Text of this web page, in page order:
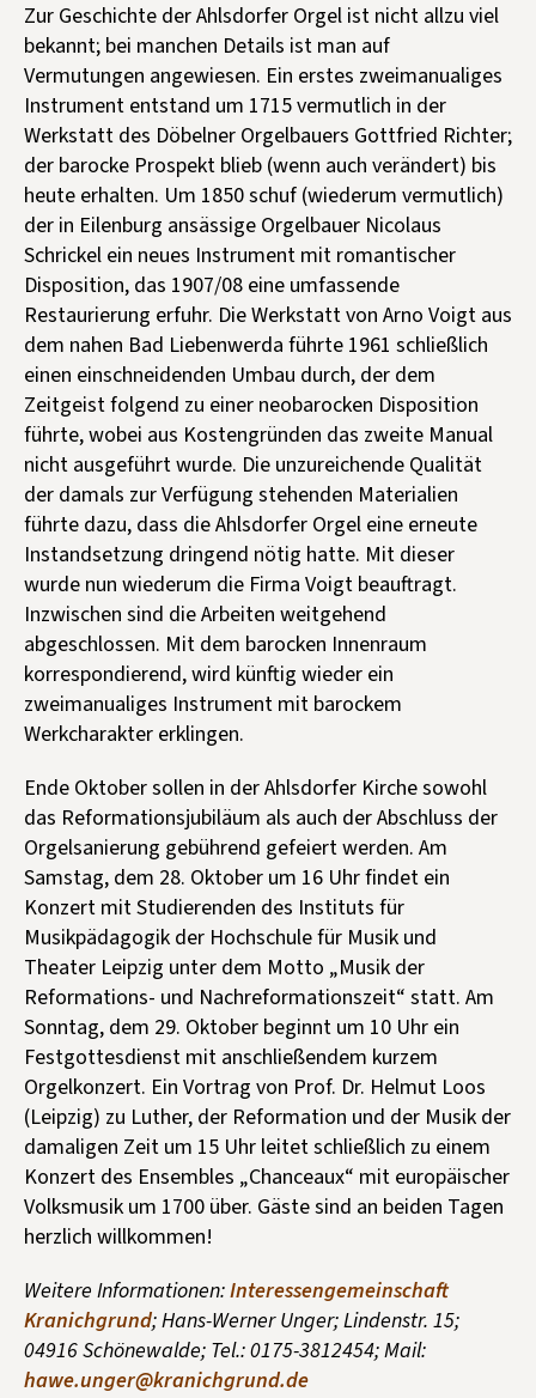
Zur Geschichte der Ahlsdorfer Orgel ist nicht allzu viel
bekannt; bei manchen Details ist man auf
Vermutungen angewiesen. Ein erstes zweimanualiges
Instrument entstand um 1715 vermutlich in der
Werkstatt des Döbelner Orgelbauers Gottfried Richter;
der barocke Prospekt blieb (wenn auch verändert) bis
heute erhalten. Um 1850 schuf (wiederum vermutlich)
der in Eilenburg ansässige Orgelbauer Nicolaus
Schrickel ein neues Instrument mit romantischer
Disposition, das 1907/08 eine umfassende
Restaurierung erfuhr. Die Werkstatt von Arno Voigt aus
dem nahen Bad Liebenwerda führte 1961 schließlich
einen einschneidenden Umbau durch, der dem
Zeitgeist folgend zu einer neobarocken Disposition
führte, wobei aus Kostengründen das zweite Manual
nicht ausgeführt wurde. Die unzureichende Qualität
der damals zur Verfügung stehenden Materialien
führte dazu, dass die Ahlsdorfer Orgel eine erneute
Instandsetzung dringend nötig hatte. Mit dieser
wurde nun wiederum die Firma Voigt beauftragt.
Inzwischen sind die Arbeiten weitgehend
abgeschlossen. Mit dem barocken Innenraum
korrespondierend, wird künftig wieder ein
zweimanualiges Instrument mit barockem
Werkcharakter erklingen.
Ende Oktober sollen in der Ahlsdorfer Kirche sowohl
das Reformationsjubiläum als auch der Abschluss der
Orgelsanierung gebührend gefeiert werden. Am
Samstag, dem 28. Oktober um 16 Uhr findet ein
Konzert mit Studierenden des Instituts für
Musikpädagogik der Hochschule für Musik und
Theater Leipzig unter dem Motto „Musik der
Reformations- und Nachreformationszeit“ statt. Am
Sonntag, dem 29. Oktober beginnt um 10 Uhr ein
Festgottesdienst mit anschließendem kurzem
Orgelkonzert. Ein Vortrag von Prof. Dr. Helmut Loos
(Leipzig) zu Luther, der Reformation und der Musik der
damaligen Zeit um 15 Uhr leitet schließlich zu einem
Konzert des Ensembles „Chanceaux“ mit europäischer
Volksmusik um 1700 über. Gäste sind an beiden Tagen
herzlich willkommen!
Weitere Informationen:Interessengemeinschaft
Kranichgrund; Hans-Werner Unger; Lindenstr. 15;
04916 Schönewalde; Tel.: 0175-3812454; Mail:
hawe.unger@kranichgrund.de